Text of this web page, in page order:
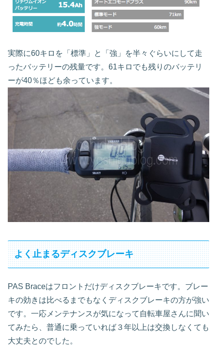
実際に60キロを「標準」と「強」を半々ぐらいにして走
ったバッテリーの残量です。61キロでも残りのバッテリ
ーが40％ほども余っています。
よく止まるディスクブレーキ
PAS Braceはフロントだけディスクブレーキです。ブレー
キの効きは比べるまでもなくディスクブレーキの方が強い
です。一応メンテナンスが気になって自転車屋さんに聞い
てみたら、普通に乗っていれば３年以上は交換しなくても
大丈夫とのでした。